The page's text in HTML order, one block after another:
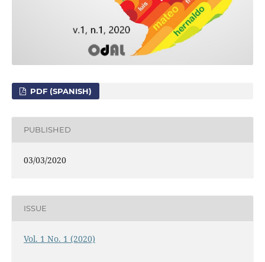
PDF (SPANISH)
PUBLISHED
03/03/2020
ISSUE
Vol. 1 No. 1 (2020)